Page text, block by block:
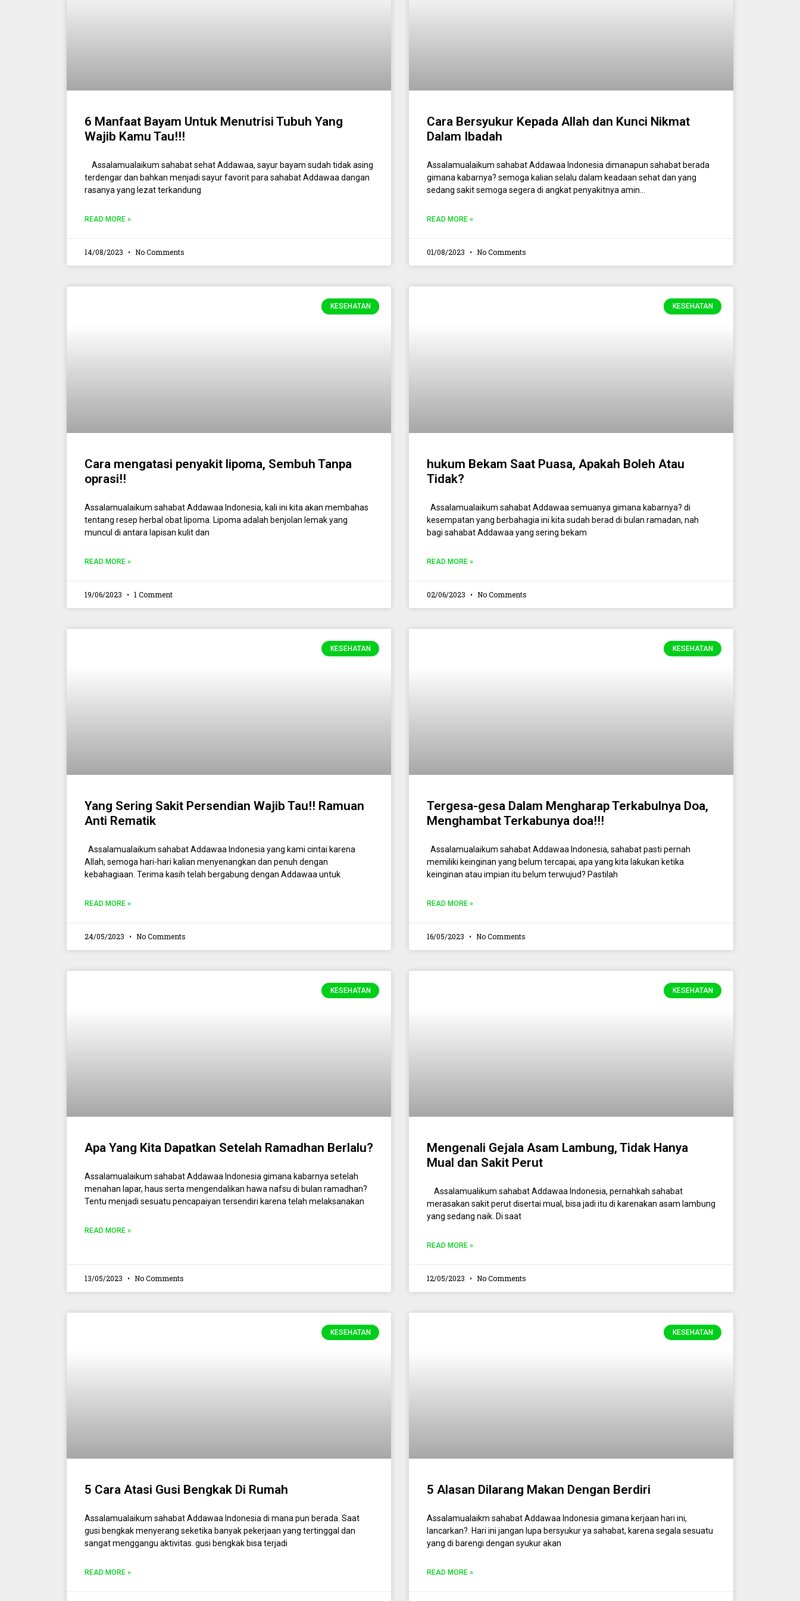
6 Manfaat Bayam Untuk Menutrisi Tubuh Yang
Wajib Kamu Tau!!!
Assalamualaikum sahabat sehat Addawaa, sayur bayam sudah tidak asing
terdengar dan bahkan menjadi sayur favorit para sahabat Addawaa dangan
rasanya yang lezat terkandung
READ MORE »
14/08/2023 No Comments
Cara Bersyukur Kepada Allah dan Kunci Nikmat
Dalam Ibadah
Assalamualaikum sahabat Addawaa Indonesia dimanapun sahabat berada
gimana kabarnya? semoga kalian selalu dalam keadaan sehat dan yang
sedang sakit semoga segera di angkat penyakitnya amin…
READ MORE »
01/08/2023 No Comments
KESEHATAN
Cara mengatasi penyakit lipoma, Sembuh Tanpa
oprasi!!
Assalamualaikum sahabat Addawaa Indonesia, kali ini kita akan membahas
tentang resep herbal obat lipoma. Lipoma adalah benjolan lemak yang
muncul di antara lapisan kulit dan
READ MORE »
19/06/2023 1 Comment
KESEHATAN
hukum Bekam Saat Puasa, Apakah Boleh Atau
Tidak?
Assalamualaikum sahabat Addawaa semuanya gimana kabarnya? di
kesempatan yang berbahagia ini kita sudah berad di bulan ramadan, nah
bagi sahabat Addawaa yang sering bekam
READ MORE »
02/06/2023 No Comments
KESEHATAN
Yang Sering Sakit Persendian Wajib Tau!! Ramuan
Anti Rematik
Assalamualaikum sahabat Addawaa Indonesia yang kami cintai karena
Allah, semoga hari-hari kalian menyenangkan dan penuh dengan
kebahagiaan. Terima kasih telah bergabung dengan Addawaa untuk
READ MORE »
24/05/2023 No Comments
KESEHATAN
Tergesa-gesa Dalam Mengharap Terkabulnya Doa,
Menghambat Terkabunya doa!!!
Assalamualaikum sahabat Addawaa Indonesia, sahabat pasti pernah
memiliki keinginan yang belum tercapai, apa yang kita lakukan ketika
keinginan atau impian itu belum terwujud? Pastilah
READ MORE »
16/05/2023 No Comments
KESEHATAN
Apa Yang Kita Dapatkan Setelah Ramadhan Berlalu?
Assalamualaikum sahabat Addawaa Indonesia gimana kabarnya setelah
menahan lapar, haus serta mengendalikan hawa nafsu di bulan ramadhan?
Tentu menjadi sesuatu pencapaiyan tersendiri karena telah melaksanakan
READ MORE »
13/05/2023 No Comments
KESEHATAN
Mengenali Gejala Asam Lambung, Tidak Hanya
Mual dan Sakit Perut
Assalamualikum sahabat Addawaa Indonesia, pernahkah sahabat
merasakan sakit perut disertai mual, bisa jadi itu di karenakan asam lambung
yang sedang naik. Di saat
READ MORE »
12/05/2023 No Comments
KESEHATAN
5 Cara Atasi Gusi Bengkak Di Rumah
Assalamualaikum sahabat Addawaa Indonesia di mana pun berada. Saat
gusi bengkak menyerang seketika banyak pekerjaan yang tertinggal dan
sangat menggangu aktivitas. gusi bengkak bisa terjadi
READ MORE »
KESEHATAN
5 Alasan Dilarang Makan Dengan Berdiri
Assalamualaikm sahabat Addawaa Indonesia gimana kerjaan hari ini,
lancarkan?. Hari ini jangan lupa bersyukur ya sahabat, karena segala sesuatu
yang di barengi dengan syukur akan
READ MORE »